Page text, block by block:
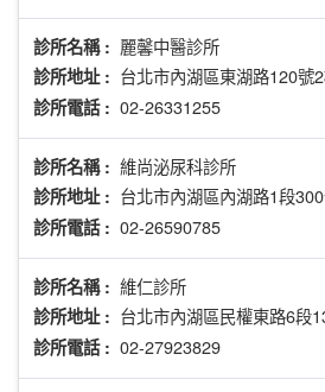
診所名稱 : 麗馨中醫診所
診所地址 : 台北市內湖區東湖路120號
診所電話 : 02-26331255
診所名稱 : 維尚泌尿科診所
診所地址 : 台北市內湖區內湖路1段
診所電話 : 02-26590785
診所名稱 : 維仁診所
診所地址 : 台北市內湖區民權東路6段
診所電話 : 02-27923829